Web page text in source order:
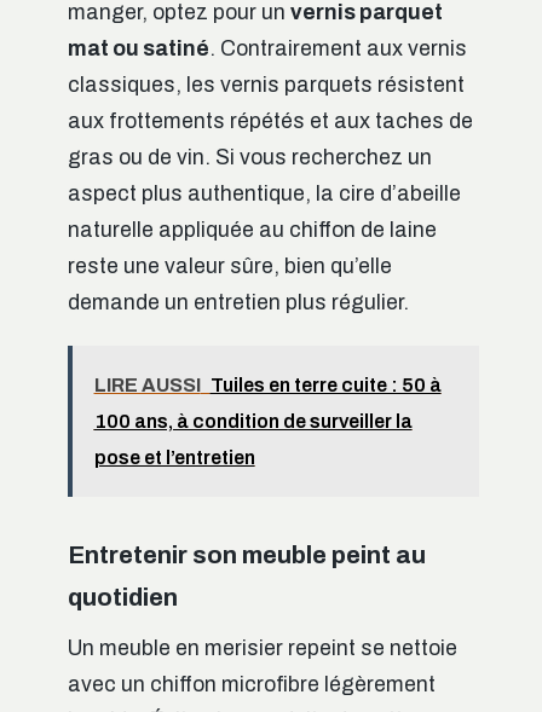
manger, optez pour un vernis parquet
mat ou satiné. Contrairement aux vernis
classiques, les vernis parquets résistent
aux frottements répétés et aux taches de
gras ou de vin. Si vous recherchez un
aspect plus authentique, la cire d’abeille
naturelle appliquée au chiffon de laine
reste une valeur sûre, bien qu’elle
demande un entretien plus régulier.
LIRE AUSSI Tuiles en terre cuite : 50 à
100 ans, à condition de surveiller la
pose et l’entretien
Entretenir son meuble peint au
quotidien
Un meuble en merisier repeint se nettoie
avec un chiffon microfibre légèrement